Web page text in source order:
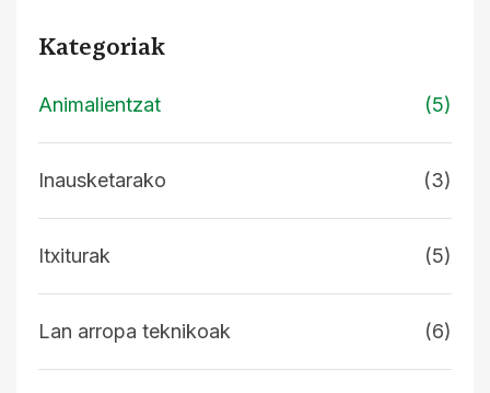
Kategoriak
Animalientzat (5)
Inausketarako (3)
Itxiturak (5)
Lan arropa teknikoak (6)